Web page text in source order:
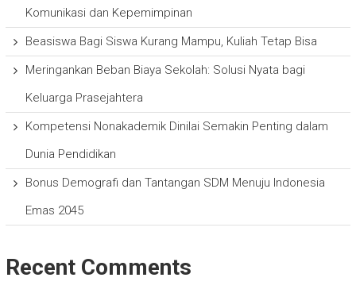
Komunikasi dan Kepemimpinan
Beasiswa Bagi Siswa Kurang Mampu, Kuliah Tetap Bisa
Meringankan Beban Biaya Sekolah: Solusi Nyata bagi
Keluarga Prasejahtera
Kompetensi Nonakademik Dinilai Semakin Penting dalam
Dunia Pendidikan
Bonus Demografi dan Tantangan SDM Menuju Indonesia
Emas 2045
Recent Comments